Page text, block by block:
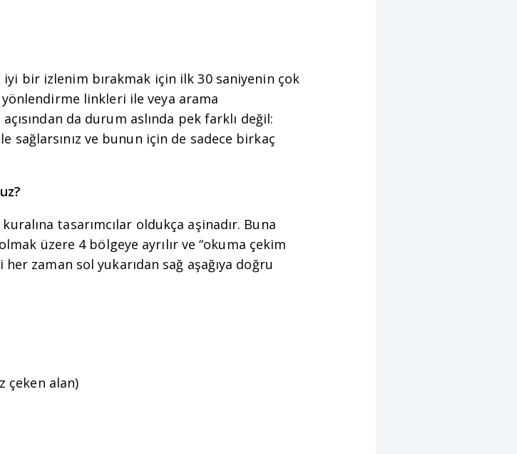
bir izlenim bırakmak için ilk 30 saniyenin çok
linkleri ile veya arama
da durum aslında pek farklı değil:
ve bunun için de sadece birkaç
tasarımcılar oldukça aşinadır. Buna
üzere 4 bölgeye ayrılır ve “okuma çekim
zaman sol yukarıdan sağ aşağıya doğru
çeken alan)